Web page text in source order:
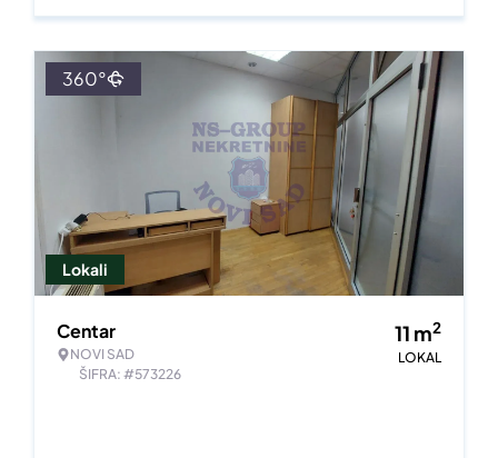
Lokali
360°
Centar
NOVI SAD
ŠIFRA: #573226
11 m2
LOKAL